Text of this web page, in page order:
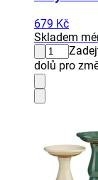
679 Kč
Skladem
dolů pro